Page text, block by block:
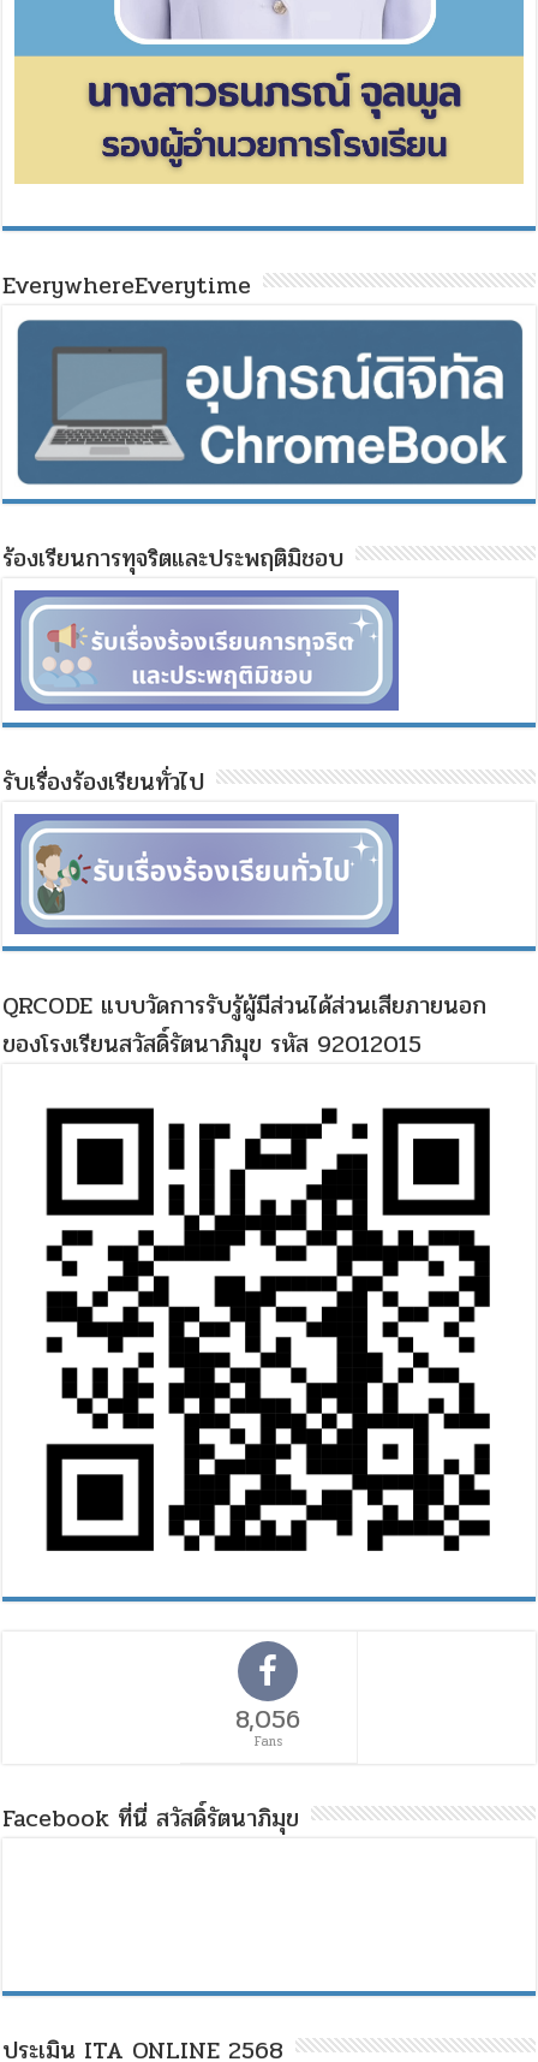
EverywhereEverytime
ร้องเรียนการทุจริตและประพฤติมิชอบ
รับเรื่องร้องเรียนทั่วไป
QRCODE แบบวัดการรับรู้ผู้มีส่วนได้ส่วนเสียภายนอก
ของโรงเรียนสวัสดิ์รัตนาภิมุข รหัส 92012015
8,056
Fans
Facebook ที่นี่ สวัสดิ์รัตนาภิมุข
ประเมิน ITA ONLINE 2568